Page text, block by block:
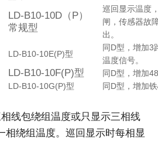
LD-B10-10D（P）
常规型
巡回显示温度
闸，传感器故
出。
LD-B10-10E(P)型
同D型，增加3
温度信号。
LD-B10-10F(P)型
同D型，增加
LD-B10-10G(P)型
同D型，增加
线包绕组温度或只显示三相线
相绕组温度。巡回显示时每相显